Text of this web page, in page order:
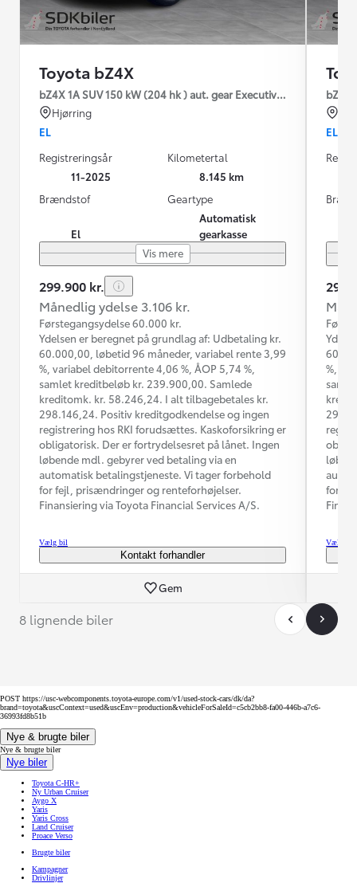
Toyota bZ4X
bZ4X 1A SUV 150 kW (204 hk ) aut. gear Executive Premium
Hjørring
EL
Registreringsår
11-2025
Kilometertal
8.145 km
Brændstof
El
Geartype
Automatisk
gearkasse
Vis mere
299.900 kr.
Månedlig ydelse 3.106 kr.
Førstegangsydelse 60.000 kr.
Ydelsen er beregnet på grundlag af: Udbetaling kr.
60.000,00, løbetid 96 måneder, variabel rente 3,99
%, variabel debitorrente 4,06 %, ÅOP 5,74 %,
samlet kreditbeløb kr. 239.900,00. Samlede
kreditomk. kr. 58.246,24. I alt tilbagebetales kr.
298.146,24. Positiv kreditgodkendelse og ingen
registrering hos RKI forudsættes. Kaskoforsikring er
obligatorisk. Der er fortrydelsesret på lånet. Ingen
løbende mdl. gebyrer ved betaling via en
automatisk betalingstjeneste. Vi tager forbehold
for fejl, prisændringer og renteforhøjelser.
Finansiering via Toyota Financial Services A/S.
Vælg bil
Kontakt forhandler
Gem
bZ4X
EL
%,
for
Vælg bil
8 lignende biler
POST https://usc-webcomponents.toyota-europe.com/v1/used-stock-cars/dk/da?
brand=toyota&uscContext=used&uscEnv=production&vehicleForSaleId=c5cb2bb8-fa00-446b-a7c6-
36993fd8b51b
Nye & brugte biler
Nye & brugte biler
Nye biler
Toyota C-HR+
Ny Urban Cruiser
Aygo X
Yaris
Yaris Cross
Land Cruiser
Proace Verso
Brugte biler
Kampagner
Drivlinjer